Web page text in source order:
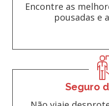
Encontre as
pousadas e
Seguro